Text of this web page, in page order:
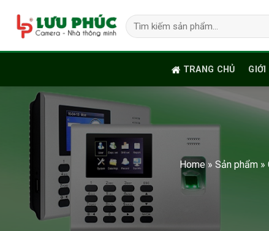
content
Tìm
kiếm:
TRANG CHỦ GIỚI
Home » Sản phẩm »